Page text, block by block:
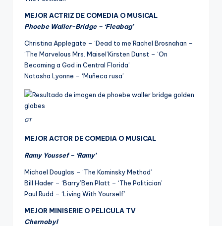
MEJOR ACTRIZ DE COMEDIA O MUSICAL
Phoebe Waller-Bridge – ‘Fleabag’
Christina Applegate – ‘Dead to me’Rachel Brosnahan –
‘The Marvelous Mrs. Maisel’Kirsten Dunst – ‘On
Becoming a God in Central Florida’
Natasha Lyonne – ‘Muñeca rusa’
GT
MEJOR ACTOR DE COMEDIA O MUSICAL
Ramy Youssef – ‘Ramy’
Michael Douglas – ‘The Kominsky Method’
Bill Hader – ‘Barry’Ben Platt – ‘The Politician’
Paul Rudd – ‘Living With Yourself’
MEJOR MINISERIE O PELICULA TV
Chernobyl